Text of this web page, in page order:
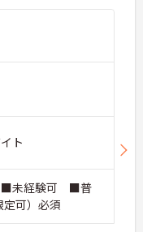
ト
■未経験可 ■普
可）必須